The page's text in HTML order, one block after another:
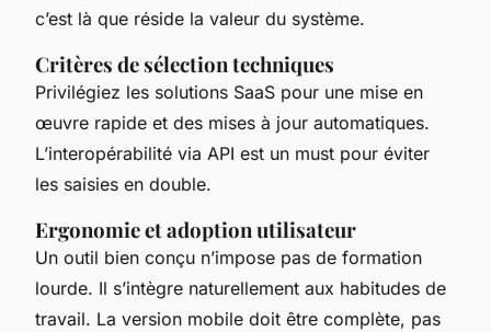
c’est là que réside la valeur du système.
Critères de sélection techniques
Privilégiez les solutions SaaS pour une mise en
œuvre rapide et des mises à jour automatiques.
L’interopérabilité via API est un must pour éviter
les saisies en double.
Ergonomie et adoption utilisateur
Un outil bien conçu n’impose pas de formation
lourde. Il s’intègre naturellement aux habitudes de
travail. La version mobile doit être complète, pas